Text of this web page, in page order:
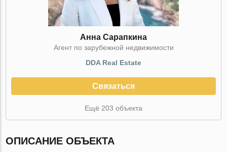
Анна Сарапкина
Агент по зарубежной недвижимости
DDA Real Estate
Связаться
Ещё 203 объекта
ОПИСАНИЕ ОБЪЕКТА